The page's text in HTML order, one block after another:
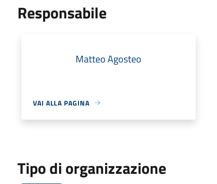
Responsabile
Matteo Agosteo
VAI ALLA PAGINA
Tipo di organizzazione